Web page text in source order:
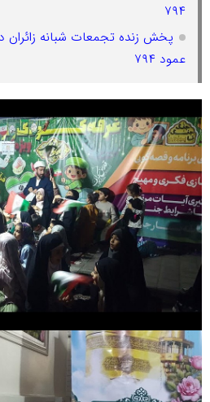
۷۹۴
پخش زنده تجمعات شبانه زائران
عمود ۷۹۴